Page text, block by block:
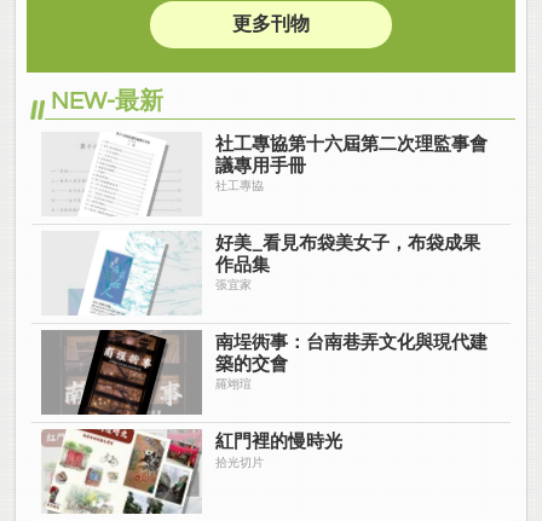
更多刊物
NEW-最新
社工專協第十六屆第二次理監事會
議專用手冊
社工專協
好美_看見布袋美女子，布袋成果
作品集
張宜家
南埕衖事：台南巷弄文化與現代建
築的交會
羅翊瑄
紅門裡的慢時光
拾光切片